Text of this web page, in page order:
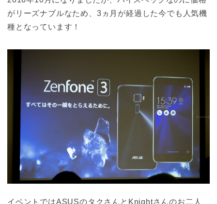
がリーズナブルなため、3ヵ月が経過した今でも人気機
種となっています！
イベントではASUSのタクさんとKnightさんのお二人